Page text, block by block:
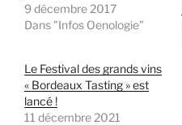
9 décembre 2017
Dans "Infos Oenologie"
Le Festival des grands vins
« Bordeaux Tasting » est
lancé !
11 décembre 2021